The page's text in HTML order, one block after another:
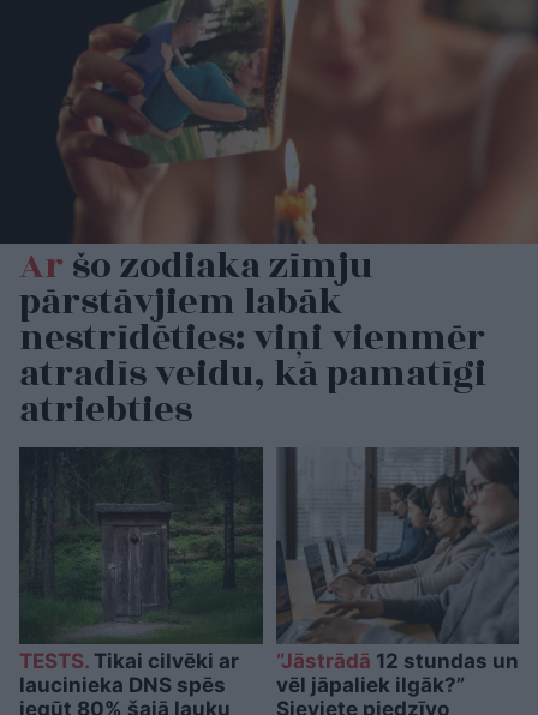
Aršo zodiaka zīmju
pārstāvjiem labāk
nestrīdēties: viņi vienmēr
atradīs veidu, kā pamatīgi
atriebties
TESTS. Tikai cilvēki ar
laucinieka DNS spēs
iegūt 80% šajā lauku
“Jāstrādā 12 stundas un
vēl jāpaliek ilgāk?”
Sieviete piedzīvo